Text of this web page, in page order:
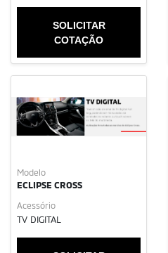
SOLICITAR
COTAÇÃO
Modelo
ECLIPSE CROSS
Acessório
TV DIGITAL